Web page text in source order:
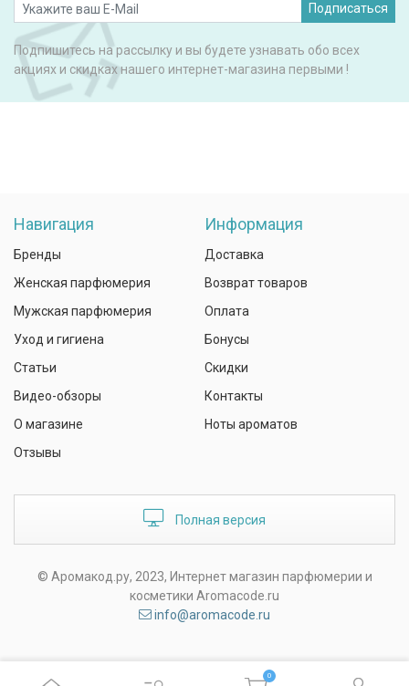
Подписаться
Подпишитесь на рассылку и вы будете узнавать обо всех
акциях и скидках нашего интернет-магазина первыми !
Навигация
Бренды
Женская парфюмерия
Мужская парфюмерия
Уход и гигиена
Статьи
Видео-обзоры
О магазине
Отзывы
Информация
Доставка
Возврат товаров
Оплата
Бонусы
Скидки
Контакты
Ноты ароматов
Полная версия
© Аромакод.ру, 2023, Интернет магазин парфюмерии и
косметики Aromacode.ru
info@aromacode.ru
0